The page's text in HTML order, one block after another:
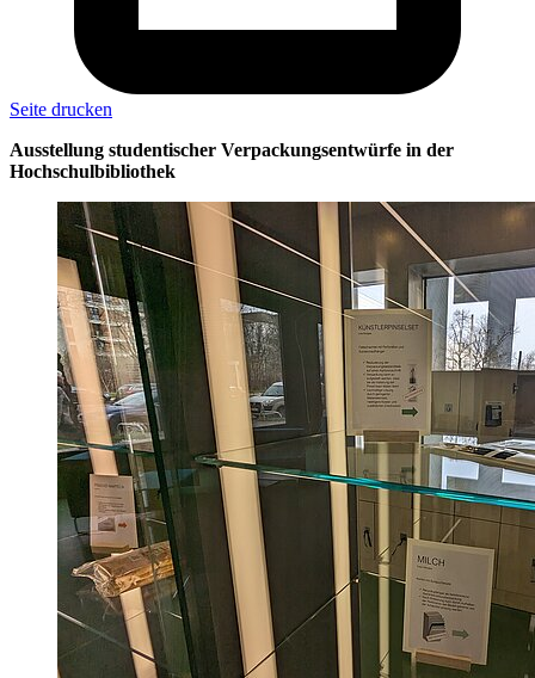
Seite drucken
Ausstellung studentischer Verpackungsentwürfe in der
Hochschulbibliothek